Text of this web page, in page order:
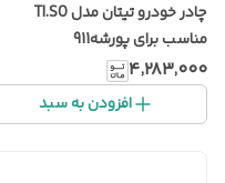
چادر خودرو تیتان مدل TI.SO
مناسب برای پورشه911
۴٬۲۸۳٬۰۰۰
افزودن به سبد